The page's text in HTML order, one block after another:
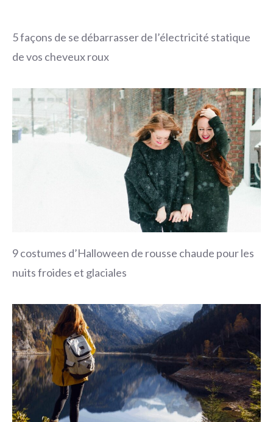
5 façons de se débarrasser de l’électricité statique
de vos cheveux roux
9 costumes d’Halloween de rousse chaude pour les
nuits froides et glaciales